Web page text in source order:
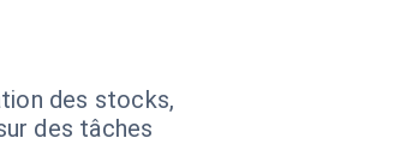
des stocks,
des tâches